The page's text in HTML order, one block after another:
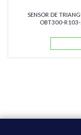
SENSOR DE
OBT300-R103-